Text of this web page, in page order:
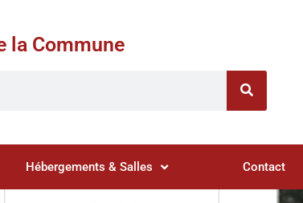
la Commune
Hébergements & Salles Contact